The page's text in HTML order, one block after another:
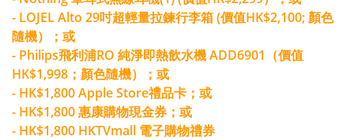
- LOJEL Alto 29吋超輕量拉鍊行李箱 (價值HK$2,100; 顏色
隨機）；或
- Philips飛利浦RO 純淨即熱飲水機 ADD6901（價值
HK$1,998；顏色隨機）；或
- HK$1,800 Apple Store禮品卡；或
- HK$1,800 惠康購物現金券；或
- HK$1,800 HKTVmall 電子購物禮券